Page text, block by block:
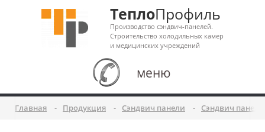
ТеплоПрофиль
Производство сэндвич-панелей.
Строительство холодильных камер
и медицинских учреждений
меню
Главная Продукция Сэндвич панели Сэндвич